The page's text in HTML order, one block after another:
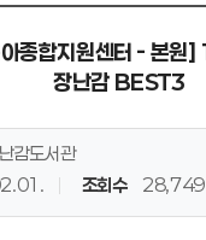
종합지원센터 - 본원]
장난감 BEST3
감도서관
조회수 28,749